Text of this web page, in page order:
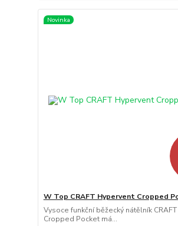
Novinka
W Top CRAFT Hypervent Cropped
Vysoce funkční běžecký nátělník
Cropped Pocket má...